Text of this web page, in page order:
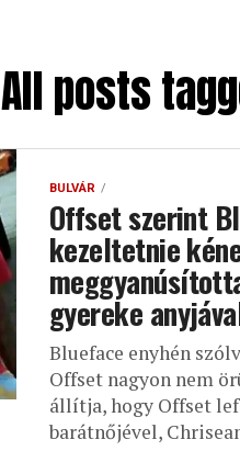
All posts
BULVÁR
Offset szerint
kezeltetnie
gyereke
Blueface enyhén
Offset nagyon nem
állítja, hogy Offset
barátnőjével,